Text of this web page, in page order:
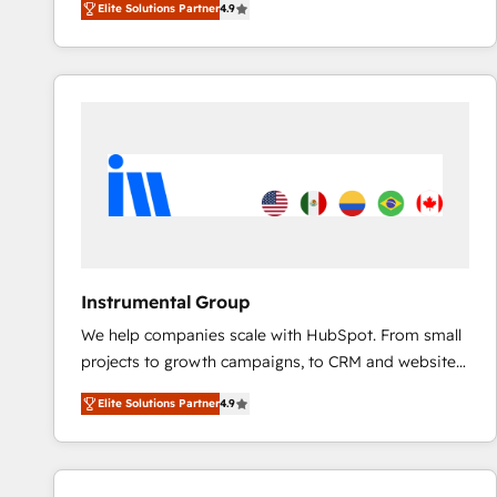
marketing automation, Growth, Revops, CRM et
webdesign. Markentive is both a consulting firm, a
digital agency and an integrator. With over 115
customers).
Elite Solutions Partner4.9
Instrumental Group
We help companies scale with HubSpot. From small
projects to growth campaigns, to CRM and websites.
Hire an agency that's experienced in every inch of
HubSpot and willing to work hand-in-hand with your
team to simplify the complex and build a better
experience for your team and customers.
Elite Solutions Partner4.9